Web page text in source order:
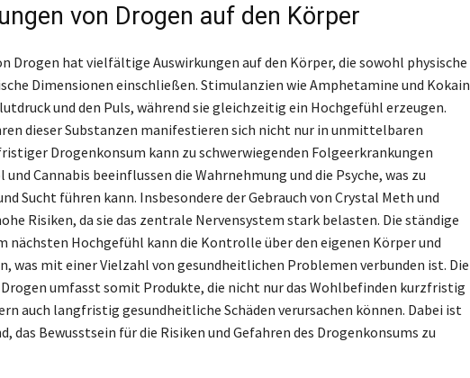
von Drogen auf den Körper
Drogen hat vielfältige Auswirkungen auf den Körper, die sowohl physische
Dimensionen einschließen. Stimulanzien wie Amphetamine und Kokain
und den Puls, während sie gleichzeitig ein Hochgefühl erzeugen.
dieser Substanzen manifestieren sich nicht nur in unmittelbaren
Drogenkonsum kann zu schwerwiegenden Folgeerkrankungen
Cannabis beeinflussen die Wahrnehmung und die Psyche, was zu
Sucht führen kann. Insbesondere der Gebrauch von Crystal Meth und
Risiken, da sie das zentrale Nervensystem stark belasten. Die ständige
nächsten Hochgefühl kann die Kontrolle über den eigenen Körper und
was mit einer Vielzahl von gesundheitlichen Problemen verbunden ist. Die
umfasst somit Produkte, die nicht nur das Wohlbefinden kurzfristig
auch langfristig gesundheitliche Schäden verursachen können. Dabei ist
das Bewusstsein für die Risiken und Gefahren des Drogenkonsums zu